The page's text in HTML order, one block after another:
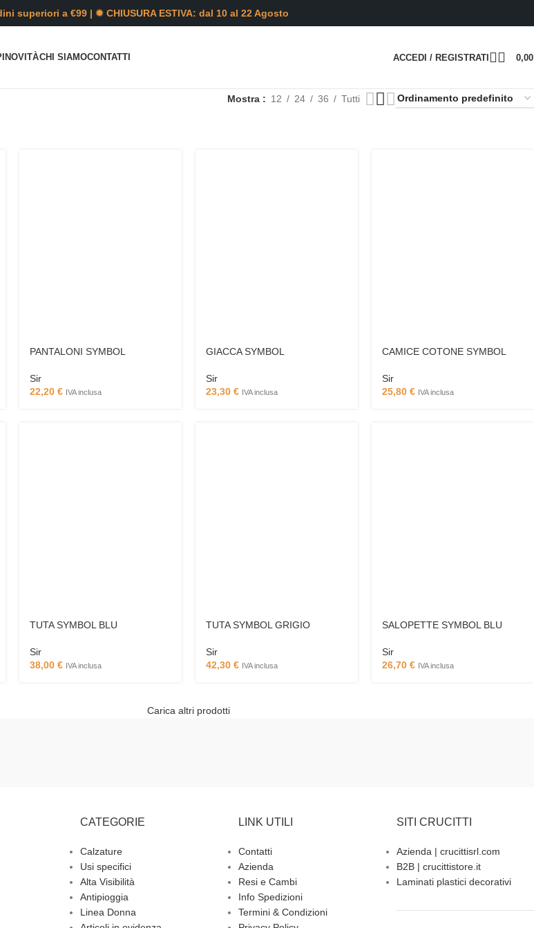
superiori a €99 | ✹ CHIUSURA ESTIVA: dal 10 al 22 Agosto
NOVITÀCHI SIAMOCONTATTI ACCEDI / REGISTRATI
Mostra 12 24 36 Tutti
PANTALONI SYMBOL
Sir
22,20 € IVA inclusa
GIACCA SYMBOL
Sir
23,30 € IVA inclusa
CAMICE COTONE SYMBOL
Sir
25,80 € IVA inclusa
TUTA SYMBOL BLU
Sir
38,00 € IVA inclusa
TUTA SYMBOL GRIGIO
Sir
42,30 € IVA inclusa
SALOPETTE SYMBOL BLU
Sir
26,70 € IVA inclusa
Carica altri prodotti
CATEGORIE
Calzature
Usi specifici
Alta Visibilità
Antipioggia
Linea Donna
LINK UTILI
Contatti
Azienda
Resi e Cambi
Info Spedizioni
Termini & Condizioni
SITI CRUCITTI
Azienda | crucittisrl.com
B2B | crucittistore.it
Laminati plastici decorativi